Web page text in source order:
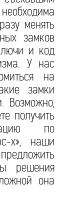
менять
замков
и код
У нас
на
замки
Возможно,
получить
по
х», наши
решения
она